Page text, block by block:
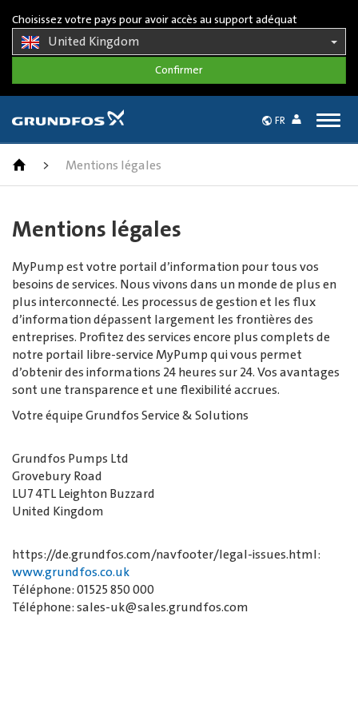
Choisissez votre pays pour avoir accès au support adéquat
United Kingdom
FR
> Mentions légales
Mentions légales
MyPump est votre portail d’information pour tous vos
besoins de services. Nous vivons dans un monde de plus en
plus interconnecté. Les processus de gestion et les flux
d’information dépassent largement les frontières des
entreprises. Profitez des services encore plus complets de
notre portail libre-service MyPump qui vous permet
d’obtenir des informations 24 heures sur 24. Vos avantages
sont une transparence et une flexibilité accrues.
Votre équipe Grundfos Service & Solutions
Grundfos Pumps Ltd
Grovebury Road
LU7 4TL Leighton Buzzard
United Kingdom
https://de.grundfos.com/navfooter/legal-issues.html:
www.grundfos.co.uk
Téléphone: 01525 850 000
Téléphone: sales-uk@sales.grundfos.com